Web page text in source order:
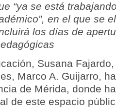
“ya se está
en el que se
los días de
Susana
Marco A. Guijarro,
de Mérida, donde
de este espacio